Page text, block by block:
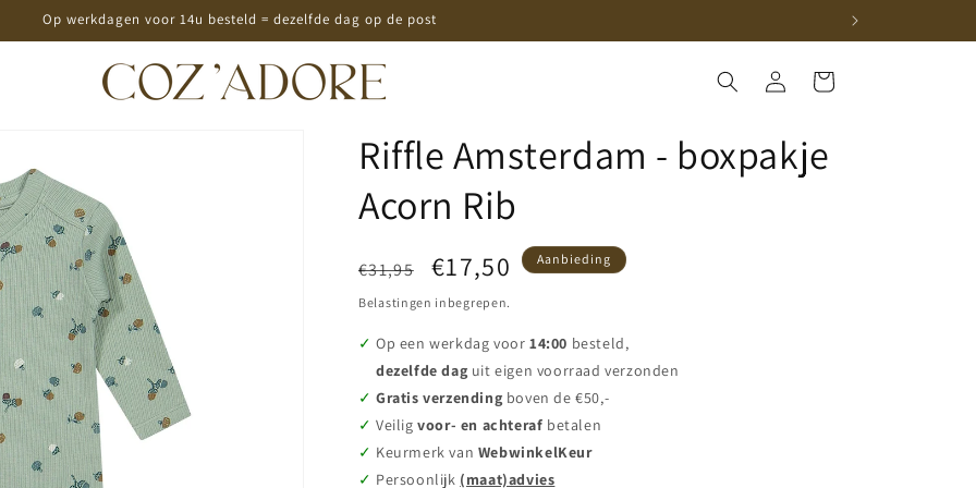
Op werkdagen voor 14u besteld = dezelfde dag op de post
InloggenWinkelwagen
Riffle Amsterdam - boxpakje
Acorn Rib
Normale
prijs
€31,95 Aanbiedingsprijs
€17,50 Aanbieding
Belastingen inbegrepen.
Op een werkdag voor 14:00 besteld,
dezelfde dag uit eigen voorraad verzonden
Gratis verzending boven de €50,-
Veiligvoor- en achteraf betalen
Keurmerk van WebwinkelKeur
Persoonlijk (maat)advies